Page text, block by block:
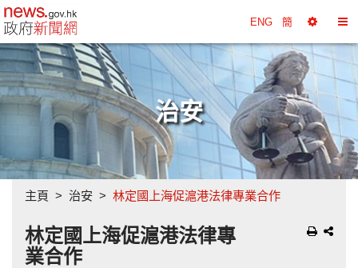
政府新聞網主頁 ENG 簡
擇
換
目
錄
治安
主頁 治安 林定國上海促滬港法律專業合作
林定國上海促滬港法律專
業合作